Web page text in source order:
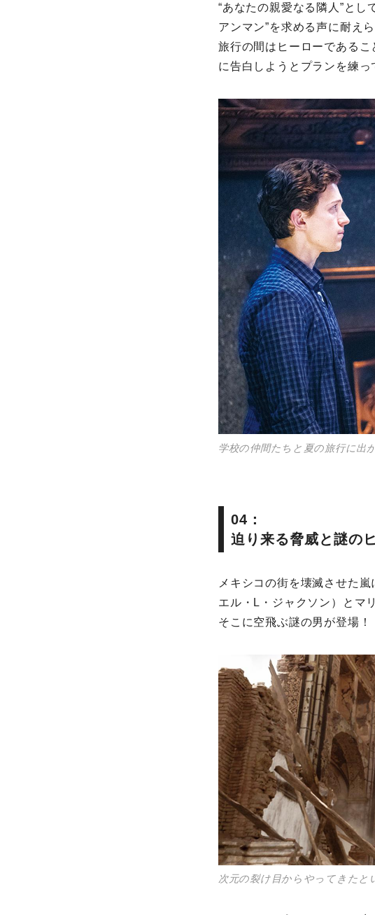
“あなたの親愛なる隣人”とし
アンマン”を求める声に耐え
旅行の間はヒーローである
に告白しようとプランを練っ
学校の仲間たちと夏の旅行に
04：
迫り来る脅威と謎の
メキシコの街を壊滅させた
エル・L・ジャクソン）とマ
そこに空飛ぶ謎の男が登場！
次元の裂け目からやってきたと